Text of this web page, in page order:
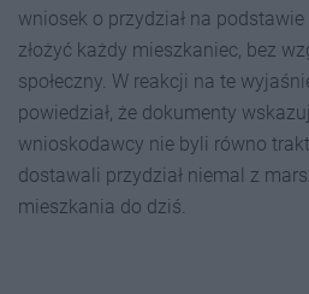
wniosek o przydział na
złożyć każdy mieszkaniec, bez
społeczny. W reakcji na te
powiedział, że dokumenty
wnioskodawcy nie byli równo
dostawali przydział niemal z
mieszkania do dziś.